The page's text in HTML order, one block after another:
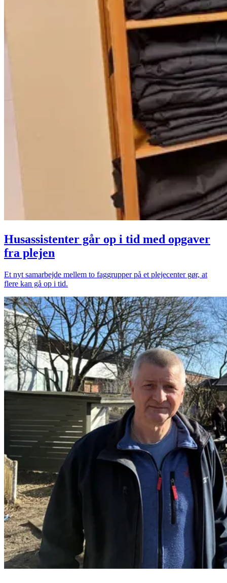
Husassistenter går op i tid med opgaver
fra plejen
Et nyt samarbejde mellem to faggrupper på et plejecenter gør, at
flere kan gå op i tid.